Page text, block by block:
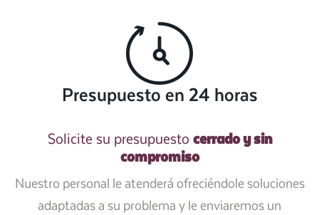
Presupuesto en 24 horas
Solicite su presupuesto cerrado y sin
compromiso
Nuestro personal le atenderá ofreciéndole soluciones
adaptadas a su problema y le enviaremos un